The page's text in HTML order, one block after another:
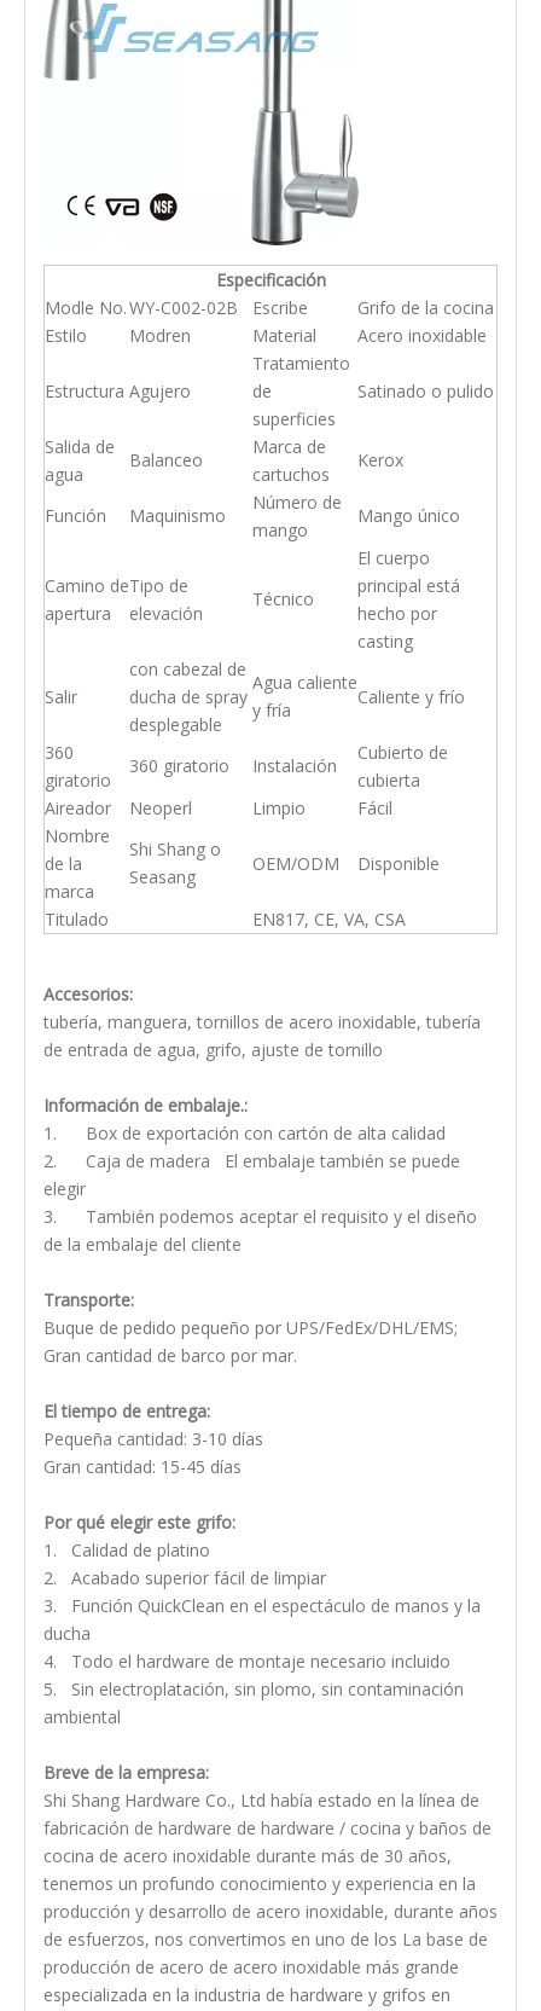
Especificación
Modle No.WY-C002-02B Escribe
Grifo de la cocina
Estilo
Modren Material Acero inoxidable
Estructura Agujero
Tratamiento
de
superficies
Satinado o pulido
Salida de
agua
Balanceo
Marca de
cartuchos
Kerox
Función Maquinismo
Número de
mango
Mango único
Camino de
apertura
Tipo de
elevación
Técnico
El cuerpo
principal está
hecho por
casting
Salir
con cabezal de
ducha de spray
desplegable
Agua caliente
y fría
Caliente y frío
360
giratorio
360 giratorio Instalación
Cubierto de
cubierta
Aireador
Neoperl Limpio
Fácil
Nombre
de la
marca
Shi Shang o
Seasang
OEM/ODM Disponible
Titulado EN817, CE, VA, CSA
Accesorios:
tubería, manguera, tornillos de acero inoxidable, tubería
de entrada de agua, grifo, ajuste de tornillo
Información de embalaje.:
1. Box de exportación con cartón de alta calidad
2. Caja de madera El embalaje también se puede
elegir
3. También podemos aceptar el requisito y el diseño
de la embalaje del cliente
Transporte:
Buque de pedido pequeño por UPS/FedEx/DHL/EMS;
Gran cantidad de barco por mar.
El tiempo de entrega:
Pequeña cantidad: 3-10 días
Gran cantidad: 15-45 días
Por qué elegir este grifo:
1. Calidad de platino
2. Acabado superior fácil de limpiar
3. Función QuickClean en el espectáculo de manos y la
ducha
4. Todo el hardware de montaje necesario incluido
5. Sin electroplatación, sin plomo, sin contaminación
ambiental
Breve de la empresa:
Shi Shang Hardware Co., Ltd había estado en la línea de
fabricación de hardware de hardware / cocina y baños de
cocina de acero inoxidable durante más de 30 años,
tenemos un profundo conocimiento y experiencia en la
producción y desarrollo de acero inoxidable, durante años
de esfuerzos, nos convertimos en uno de los La base de
producción de acero de acero inoxidable más grande
especializada en la industria de hardware y grifos en